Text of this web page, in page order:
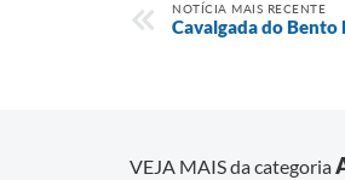
NOTÍCIA MAIS RECENTE
Cavalgada do Bento
VEJA MAIS da categoria